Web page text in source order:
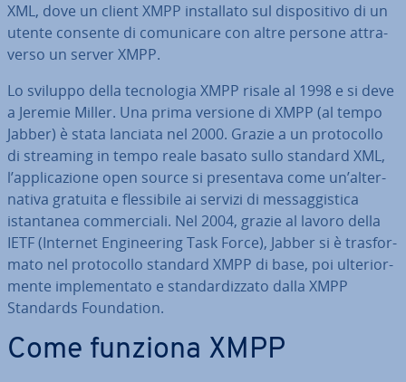
XML, dove un client XMPP in­stal­la­to sul di­spo­si­ti­vo di un
utente consente di co­mu­ni­ca­re con altre persone at­tra­
ver­so un server XMPP.
Lo sviluppo della tec­no­lo­gia XMPP risale al 1998 e si deve
a Jeremie Miller. Una prima versione di XMPP (al tempo
Jabber) è stata lanciata nel 2000. Grazie a un pro­to­col­lo
di streaming in tempo reale basato sullo standard XML,
l’ap­pli­ca­zio­ne open source si pre­sen­ta­va come un’al­ter­
na­ti­va gratuita e fles­si­bi­le ai servizi di mes­sag­gi­sti­ca
istan­ta­nea com­mer­cia­li. Nel 2004, grazie al lavoro della
IETF (Internet En­gi­nee­ring Task Force), Jabber si è tra­sfor­
ma­to nel pro­to­col­lo standard XMPP di base, poi ul­te­rior­
men­te im­ple­men­ta­to e stan­dar­diz­za­to dalla XMPP
Standards Foun­da­tion.
Come funziona XMPP